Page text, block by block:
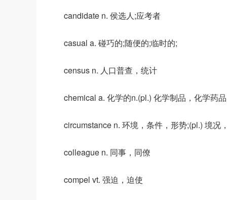
candidate n. 侯选人;应考者
casual a. 碰巧的;随便的;临时的;
census n. 人口普查，统计
chemical a. 化学的n.(pl.) 化学制品，化学药品
circumstance n. 环境，条件，形势;(pl.) 境况
colleague n. 同事，同僚
compel vt. 强迫，迫使